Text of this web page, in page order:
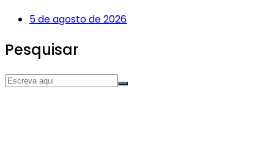
5 de agosto de 2026
Pesquisar